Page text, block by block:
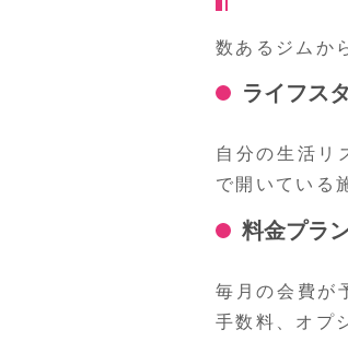
数あるジムか
ライフス
自分の生活リ
で開いている
料金プラ
毎月の会費が
手数料、オプ